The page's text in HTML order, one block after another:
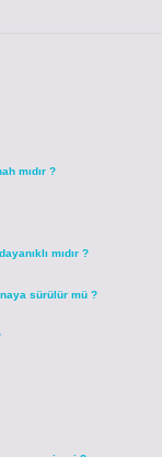
mıdır ?
mıdır ?
sürülür mü ?